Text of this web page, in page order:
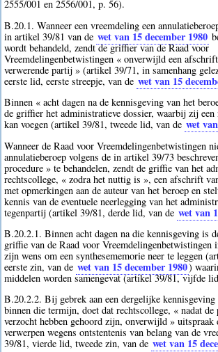
2555/001 en 2556/001, p. 56).
B.20.1. Wanneer een vreemdeling een
in artikel 39/81 van de wet van 15 december 1980
wordt behandeld, zendt de griffier van de Raad voor
Vreemdelingenbetwistingen « onverwijld een
verwerende partij » (artikel 39/71, in samenhang
eerste lid, eerste streepje, van de wet van 15
Binnen « acht dagen na de kennisgeving van het
de griffier het administratieve dossier, waarbij zij een
kan voegen (artikel 39/81, tweede lid, van de wet
Wanneer de Raad voor Vreemdelingenbetwistingen
annulatieberoep volgens de in artikel 39/73
procedure » te behandelen, zendt de griffie van het
rechtscollege, « zodra het nuttig is », een afschrift
met opmerkingen aan de auteur van het beroep en
kennis van de eventuele neerlegging van het
tegenpartij (artikel 39/81, derde lid, van de wet van
B.20.2.1. Binnen acht dagen na die kennisgeving is
griffie van de Raad voor Vreemdelingenbetwistingen
zijn wens om een synthesememorie neer te leggen
eerste zin, van de wet van 15 december 1980)
middelen worden samengevat (artikel 39/81, vijfde
B.20.2.2. Bij gebrek aan een dergelijke
binnen die termijn, doet dat rechtscollege, « nadat
verzocht hebben gehoord zijn, onverwijld » uitspraak
verwerpen wegens ontstentenis van belang van de
39/81, vierde lid, tweede zin, van de wet van 15